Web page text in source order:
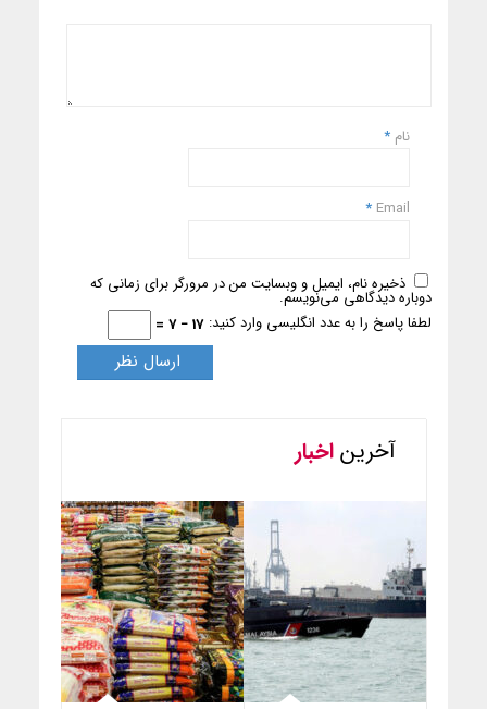
نام *
Email
*
ذخیره نام، ایمیل و وبسایت من در مرورگر برای زمانی که
دوباره دیدگاهی می‌نویسم.
لطفا پاسخ را به عدد انگلیسی وارد کنید: 17 − 7 =
آخریناخبار